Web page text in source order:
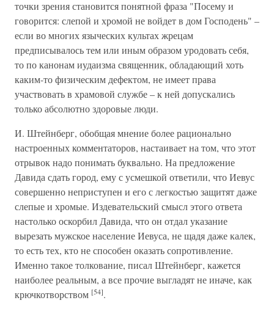
точки зрения становится понятной фраза "Посему и
говорится: слепой и хромой не войдет в дом Господень" –
если во многих языческих культах жрецам
предписывалось тем или иным образом уродовать себя,
то по канонам иудаизма священник, обладающий хоть
каким-то физическим дефектом, не имеет права
участвовать в храмовой службе – к ней допускались
только абсолютно здоровые люди.
И. Штейнберг, обобщая мнение более рационально
настроенных комментаторов, настаивает на том, что этот
отрывок надо понимать буквально. На предложение
Давида сдать город, ему с усмешкой ответили, что Иевус
совершенно неприступен и его с легкостью защитят даже
слепые и хромые. Издевательский смысл этого ответа
настолько оскорбил Давида, что он отдал указание
вырезать мужское население Иевуса, не щадя даже калек,
то есть тех, кто не способен оказать сопротивление.
Именно такое толкование, писал Штейнберг, кажется
наиболее реальным, а все прочие выгладят не иначе, как
крючкотворством [54].